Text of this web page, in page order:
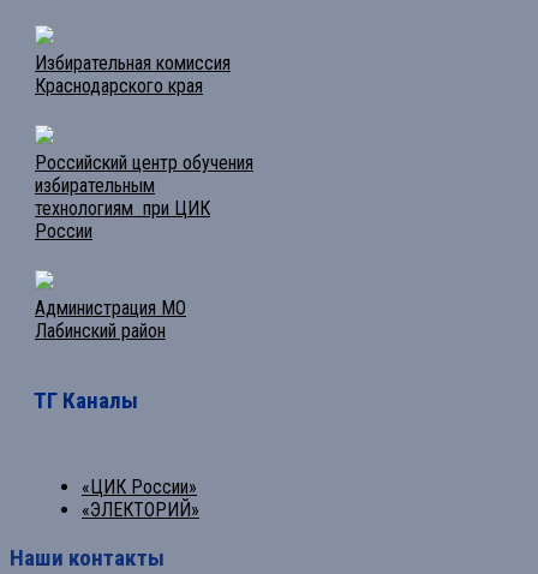
Избирательная комиссия
Краснодарского края
Российский центр обучения
избирательным
технологиям при ЦИК
России
Администрация МО
Лабинский район
ТГ Каналы
«ЦИК России»
«ЭЛЕКТОРИЙ»
Наши контакты